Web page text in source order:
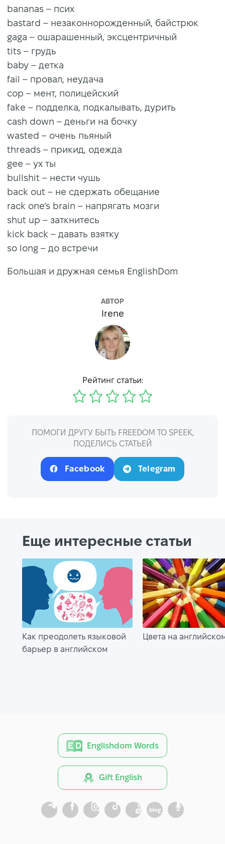
bananas – псих
bastard – незаконнорожденный, байстрюк
gaga – ошарашенный, эксцентричный
tits – грудь
baby – детка
fail – провал, неудача
cop – мент, полицейский
fake – подделка, подкалывать, дурить
сash down – деньги на бочку
wasted – очень пьяный
threads – прикид, одежда
gee – ух ты
bullshit – нести чушь
back out – не сдержать обещание
rack one’s brain – напрягать мозги
shut up – заткнитесь
kick back – давать взятку
so long – до встречи
Большая и дружная семья EnglishDom
АВТОР
Irene
Рейтинг статьи:
ПОМОГИ ДРУГУ БЫТЬ FREEDOM TO SPEEK,
ПОДЕЛИСЬ СТАТЬЕЙ
Facebook Telegram
Еще интересные статьи
Как преодолеть языковой
барьер в английском
Цвета на
Englishdom Words
Gift English
blog